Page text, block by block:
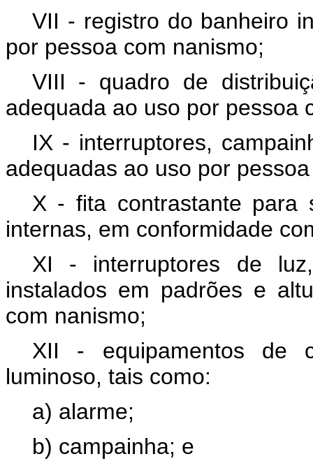
VII - registro do banheiro
por pessoa com nanismo;
VIII - quadro de
adequada ao uso por pessoa
IX - interruptores,
adequadas ao uso por
X - fita contrastante para
internas, em conformidade
XI - interruptores de
instalados em padrões e
com nanismo;
XII - equipamentos de
luminoso, tais como:
a) alarme;
b) campainha; e